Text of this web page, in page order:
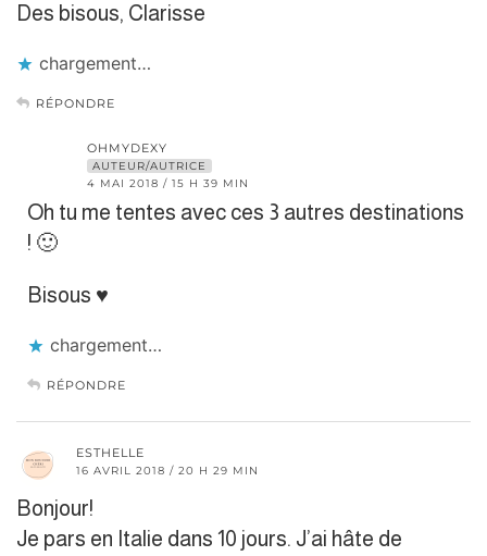
Des bisous, Clarisse
chargement…
RÉPONDRE
OHMYDEXY
AUTEUR/AUTRICE
4 MAI 2018 / 15 H 39 MIN
Oh tu me tentes avec ces 3 autres destinations
! 🙂
Bisous ♥
chargement…
RÉPONDRE
ESTHELLE
16 AVRIL 2018 / 20 H 29 MIN
Bonjour!
Je pars en Italie dans 10 jours. J’ai hâte de